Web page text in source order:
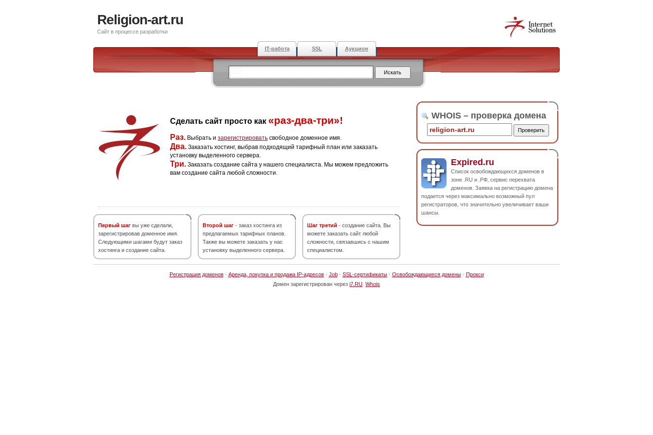
Religion-art.ru
Сайт в процессе разработки
IT-работа SSL Аукцион
Сделать сайт просто как «раз-два-три»!
Раз. Выбрать и зарегистрировать свободное доменное имя.
Два. Заказать хостинг, выбрав подходящий тарифный план или заказать
установку выделенного сервера.
Три. Заказать создание сайта у нашего специалиста. Мы можем предложить
вам создание сайта любой сложности.
Первый шаг вы уже сделали,
зарегистрировав доменное имя.
Следующими шагами будут заказ
хостинга и создание сайта.
Второй шаг - заказ хостинга из
предлагаемых тарифных планов.
Также вы можете заказать у нас
установку выделенного сервера.
Шаг третий - создание сайта. Вы
можете заказать сайт любой
сложности, связавшись с нашим
специалистом.
WHOIS – проверка домена
Expired.ru
Список освобождающихся доменов в
зоне .RU и .РФ, сервис перехвата
доменов. Заявка на регистрацию домена
подается через максимально возможный пул
регистраторов, что значительно увеличивает ваши
шансы.
Регистрация доменов· Аренда, покупка и продажа IP-адресов· Job· SSL-сертификаты· Освобождающиеся домены· Прокси
Домен зарегистрирован через i7.RU Whois